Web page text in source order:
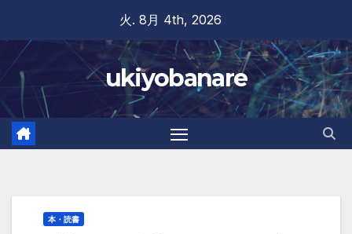
content
火. 8月 4th, 2026
ukiyobanare
本・読書